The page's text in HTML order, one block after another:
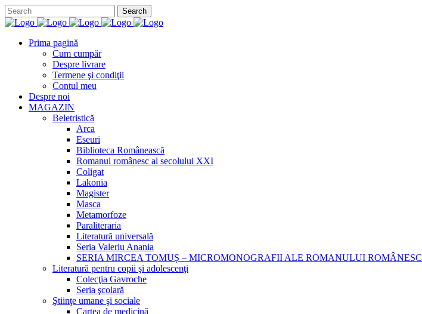
Prima pagină
Cum cumpăr
Despre livrare
Termene şi condiţii
Contul meu
Despre noi
MAGAZIN
Beletristică
Arca
Eseuri
Biblioteca Românească
Romanul românesc al secolului XXI
Coligat
Lakonia
Magister
Masca
Metamorfoze
Paraliteraria
Literatură universală
Seria Valeriu Anania
SERIA MIRCEA TOMUȘ – MICROMONOGRAFII ALE ROMANULUI ROMÂNESC
Literatură pentru copii şi adolescenţi
Colecţia Gavroche
Seria şcolară
Ştiinţe umane şi sociale
Cartea de medicină